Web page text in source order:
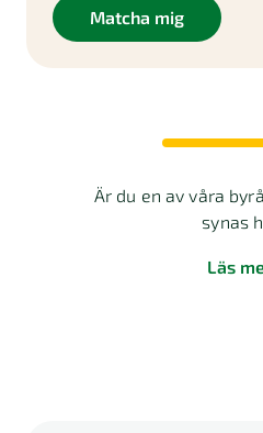
Matcha mig
Är du en av våra
synas
Läs